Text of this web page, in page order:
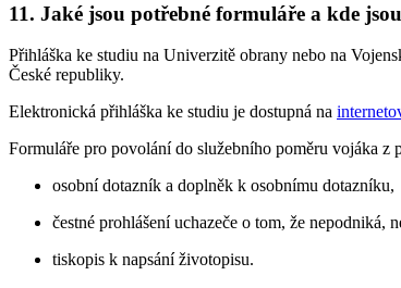
11. Jaké jsou potřebné formuláře a kde
Přihláška ke studiu na Univerzitě obrany nebo na
České republiky.
Elektronická přihláška ke studiu je dostupná na
Formuláře pro povolání do služebního poměru vojáka
osobní dotazník a doplněk k osobnímu dotazníku,
čestné prohlášení uchazeče o tom, že nepodniká,
tiskopis k napsání životopisu.